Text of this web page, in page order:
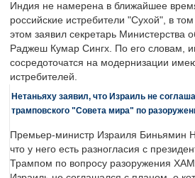
Индия не намерена в ближайшее
российские истребители "Сухой", в
этом заявил секретарь Министерства
Раджеш Кумар Сингх. По его словам,
сосредоточатся на модернизации
истребителей.
Нетаньяху заявил, что Израиль не
трамповского "Совета мира" по
Премьер-министр Израиля Биньямин
что у него есть разногласия с
Трампом по вопросу разоружения